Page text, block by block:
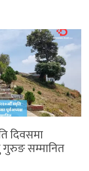
दिवसमा
गुरुङ सम्मानित